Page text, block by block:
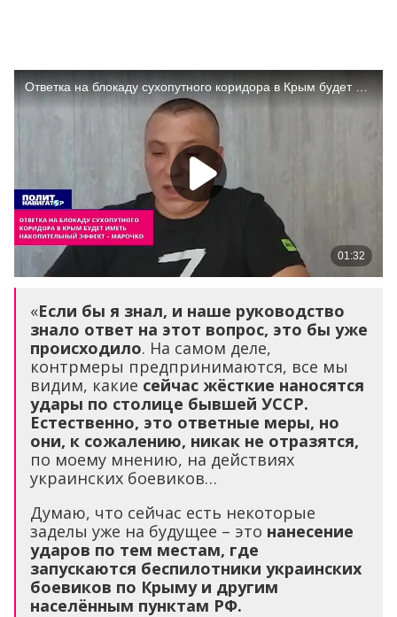
«Если бы я знал, и наше руководство
знало ответ на этот вопрос, это бы уже
происходило. На самом деле,
контрмеры предпринимаются, все мы
видим, какие сейчас жёсткие наносятся
удары по столице бывшей УССР.
Естественно, это ответные меры, но
они, к сожалению, никак не отразятся,
по моему мнению, на действиях
украинских боевиков…
Думаю, что сейчас есть некоторые
заделы уже на будущее – это нанесение
ударов по тем местам, где
запускаются беспилотники украинских
боевиков по Крыму и другим
населённым пунктам РФ.